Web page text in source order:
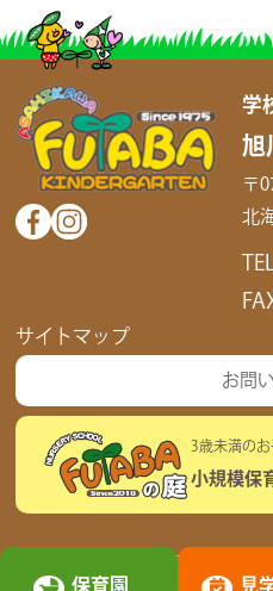
学
旭
〒
北
サイトマップ
お問
3歳未満の
小規模保
© 2026 FUTABA KINDERGARTEN